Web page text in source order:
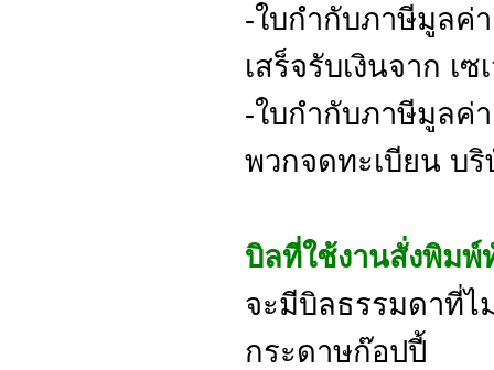
-ใบกำกับภาษีมูลค่
เสร็จรับเงินจาก เ
-ใบกำกับภาษีมูลค่
พวกจดทะเบียน บ
บิลที่ใช้งานสั่งพิมพ์
จะมีบิลธรรมดาที่
กระดาษก๊อปปี้